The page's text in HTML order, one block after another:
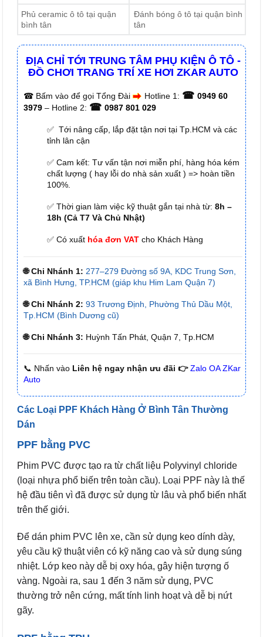
Phủ ceramic ô tô tại quận
bình tân
Đánh bóng ô tô tại quận bình
tân
ĐỊA CHỈ TỚI TRUNG TÂM PHỤ KIỆN Ô TÔ -
ĐỒ CHƠI TRANG TRÍ XE HƠI ZKAR AUTO
☎ Bấm vào để gọi Tổng Đài Hotline 1: ☎ 0949 60
3979 – Hotline 2: ☎ 0987 801 029
✅ Tới nâng cấp, lắp đặt tận nơi tại Tp.HCM và các
tỉnh lân cận
✅ Cam kết: Tư vấn tận nơi miễn phí, hàng hóa kém
chất lượng ( hay lỗi do nhà sản xuất ) => hoàn tiền
100%.
✅ Thời gian làm việc kỹ thuật gắn tại nhà từ: 8h –
18h (Cả T7 Và Chủ Nhật)
✅ Có xuất hóa đơn VAT cho Khách Hàng
🌐 Chi Nhánh 1: 277–279 Đường số 9A, KDC Trung Sơn,
xã Bình Hưng, TP.HCM (giáp khu Him Lam Quận 7)
🌐 Chi Nhánh 2: 93 Trương Định, Phường Thủ Dầu Một,
Tp.HCM (Bình Dương cũ)
🌐 Chi Nhánh 3: Huỳnh Tấn Phát, Quận 7, Tp.HCM
📞 Nhấn vào Liên hệ ngay nhận ưu đãi 👉 Zalo OA ZKar
Auto
Các Loại PPF Khách Hàng Ở Bình Tân Thường
Dán
PPF bằng PVC
Phim PVC được tạo ra từ chất liệu Polyvinyl chloride
(loại nhựa phổ biến trên toàn cầu). Loại PPF này là thế
hệ đầu tiên vì đã được sử dụng từ lâu và phổ biến nhất
trên thế giới.
Để dán phim PVC lên xe, cần sử dụng keo dính dày,
yêu cầu kỹ thuật viên có kỹ năng cao và sử dụng súng
nhiệt. Lớp keo này dễ bị oxy hóa, gây hiện tượng ố
vàng. Ngoài ra, sau 1 đến 3 năm sử dụng, PVC
thường trở nên cứng, mất tính linh hoạt và dễ bị nứt
gãy.